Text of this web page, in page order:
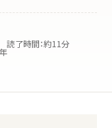
読了時間：約11分